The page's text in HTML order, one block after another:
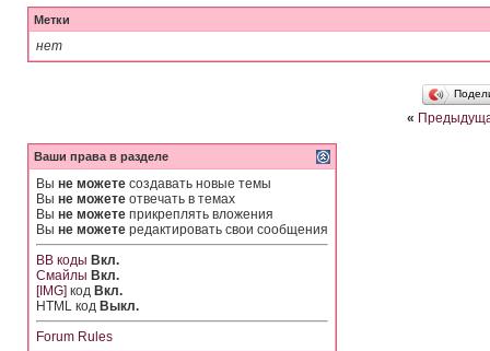
Метки
нет
«
Ваши права в разделе
Вы не можете создавать новые темы
Вы не можете отвечать в темах
Вы не можете прикреплять вложения
Вы не можете редактировать свои сообщения
BB коды Вкл.
Смайлы Вкл.
[IMG] код Вкл.
HTML код Выкл.
Forum Rules